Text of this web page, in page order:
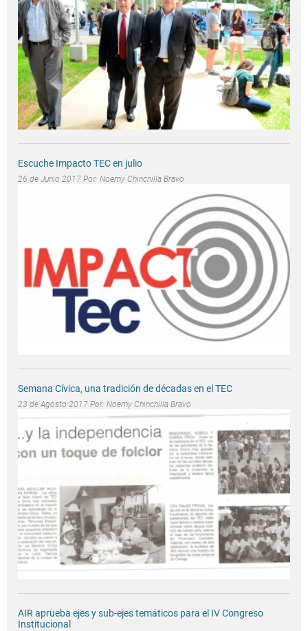
Escuche Impacto TEC en julio
26 de Junio 2017 Por: Noemy Chinchilla Bravo
Semana Cívica, una tradición de décadas en el TEC
23 de Agosto 2017 Por: Noemy Chinchilla Bravo
AIR aprueba ejes y sub-ejes temáticos para el IV Congreso
Institucional